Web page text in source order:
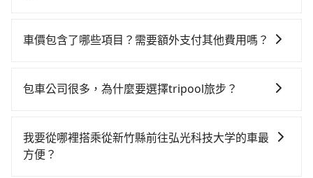
交通費總計2,110元。不過新竹縣領有合法執照的計程車
全程使用tripool並到府專車接送，則僅需花費約1,940
在轉乘與等車上，現在還不馬上來預約tripool！
時40元路邊停車費用預估進去，但額外的汽車保險與可
差的車款，如果人數超過四位，更是沒有較大的七人座
凹的車門仍未被修理，每一次租車都好像在開樂透一
樣。另外，偶爾也會遇到明明已經預約了時間但上一位
度為雙北的1.3%，也就是說要臨時叫到小黃的難度是台
擇。
包車：優點是搭乘舒適可以根據自己的需求安排時間和
車：優點是24小時隨叫隨到，價格按錶計費，但若遇交
性和服務質量無法保障，需要自行承擔風險，遇到狀況
事後也無法申訴退費。
車價包含了哪些項目？需要額外支付其他費用嗎？
路費、油資、保險、小費，司機的餐費與住宿費不需要
包車公司很多，為什麼要選擇tripool旅步？
以依照您行程人數的需求進行選擇。此外，為確保您的
旅途安全無憂，我們的司機都是專業且可靠的職業駕
我要從哪裡搭乘從新竹縣前往弘光科技大学的車最
方便？